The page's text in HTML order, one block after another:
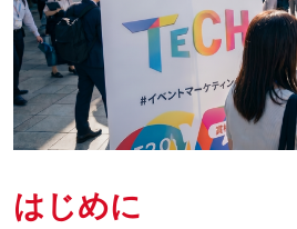
はじめに